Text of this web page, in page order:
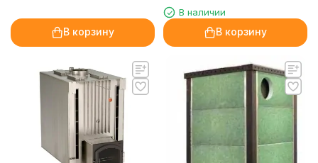
В корзину
В наличии
В корзину